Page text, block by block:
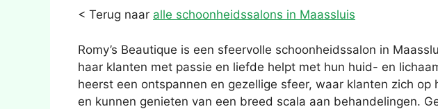
< Terug naar alle schoonheidssalons in Maassluis
Romy’s Beautique is een sfeervolle schoonheidssalon in
haar klanten met passie en liefde helpt met hun huid- en
heerst een ontspannen en gezellige sfeer, waar klanten zich op
en kunnen genieten van een breed scala aan behandelingen.